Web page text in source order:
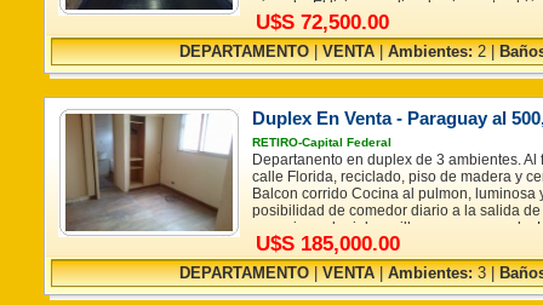
cómoda. El living amplio y luminoso
nuevo, el dormitorio tiene placard
baño es completo con bañera. El ante
lavarropa. Tiene orientación Este. La zona
tranquila y cercana a Mariano Acosta, Av.
crédito pero sujeta a compra simultanea.
medidas y expensas son aproximadas y no
Las reales son las que surgen del título de
expensas que serán suministrados por el
U$S 72,500.00
DEPARTAMENTO|VENTA|Ambientes:2 |
Duplex En Venta - Paraguay al
RETIRO-Capital Federal
Departanento en duplex de 3 ambientes. Al
calle Florida, reciclado, piso de madera y
Balcon corrido Cocina al pulmon, luminosa
posibilidad de comedor diario a la salida
ceramica colonial, canillas monocomando.
posible comedor diario y baño de
tarugada que necesita pulido Pasillo de
principal con placard distribuido en dos
pulmón Baño en suite completo con
U$S 185,000.00
DEPARTAMENTO|VENTA|Ambientes:3 |